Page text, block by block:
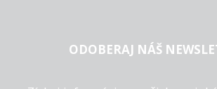
ODOBERAJ NÁŠ